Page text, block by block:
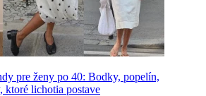
pre ženy po 40: Bodky, popelín,
ktoré lichotia postave